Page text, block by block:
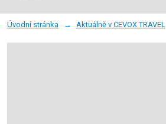
Úvodní stránka Aktuálně v CEVOX TRAVEL